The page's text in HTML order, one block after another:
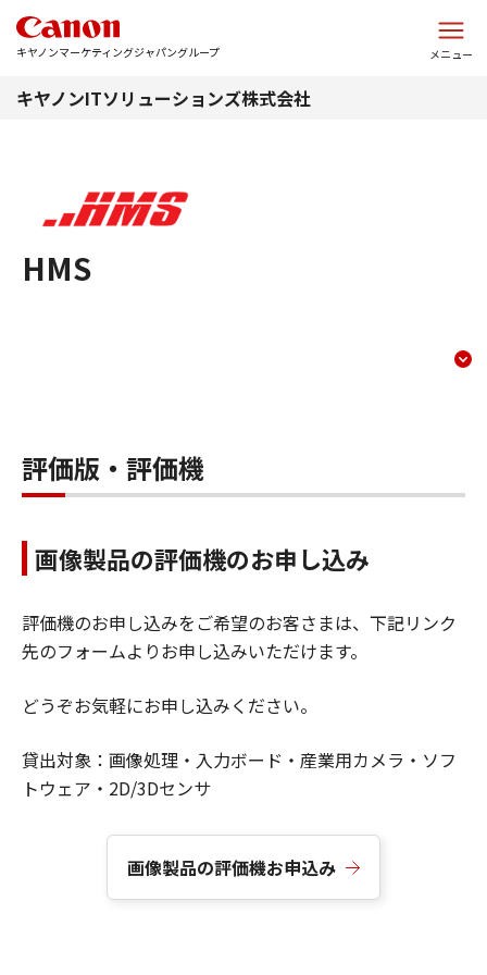
キヤノンマーケティングジャパングループ メニュー
キヤノンITソリューションズ株式会社
HMS
評価版・評価機
画像製品の評価機のお申し込み
評価機のお申し込みをご希望のお客さまは、下記リンク
先のフォームよりお申し込みいただけます。
どうぞお気軽にお申し込みください。
貸出対象：画像処理・入力ボード・産業用カメラ・ソフ
トウェア・2D/3Dセンサ
画像製品の評価機お申込み